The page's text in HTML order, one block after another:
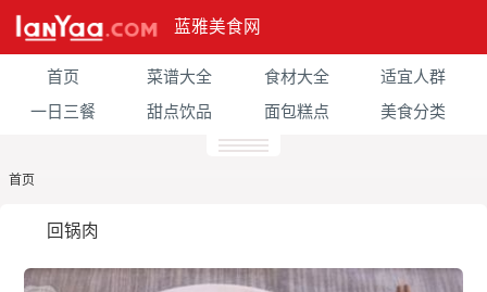
蓝雅美食网
首页 菜谱大全 食材大全
适宜人群
一日三餐
甜点饮品 面包糕点 美食分类
首页
回锅肉